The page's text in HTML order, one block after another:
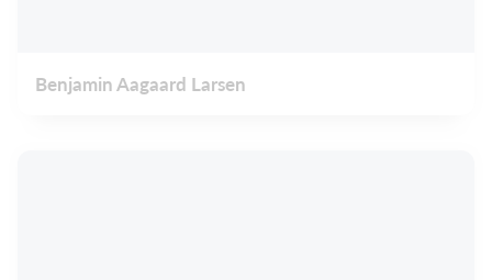
Benjamin Aagaard Larsen